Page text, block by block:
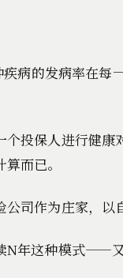
病的发病率在每
投保人进行健
而已。
司作为庄家，以
N年这种模式——又